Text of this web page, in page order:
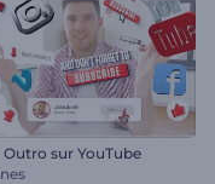
Outro sur YouTube